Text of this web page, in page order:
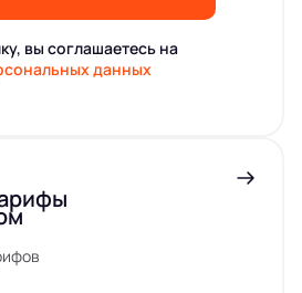
вы соглашаетесь на
данных